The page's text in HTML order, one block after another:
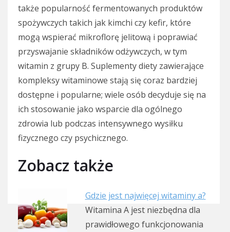
także popularność fermentowanych produktów
spożywczych takich jak kimchi czy kefir, które
mogą wspierać mikroflorę jelitową i poprawiać
przyswajanie składników odżywczych, w tym
witamin z grupy B. Suplementy diety zawierające
kompleksy witaminowe stają się coraz bardziej
dostępne i popularne; wiele osób decyduje się na
ich stosowanie jako wsparcie dla ogólnego
zdrowia lub podczas intensywnego wysiłku
fizycznego czy psychicznego.
Zobacz także
Gdzie jest najwięcej witaminy a?
Witamina A jest niezbędna dla
prawidłowego funkcjonowania